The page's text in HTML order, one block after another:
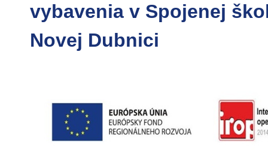
vybavenia v Spojenej
Novej Dubnici